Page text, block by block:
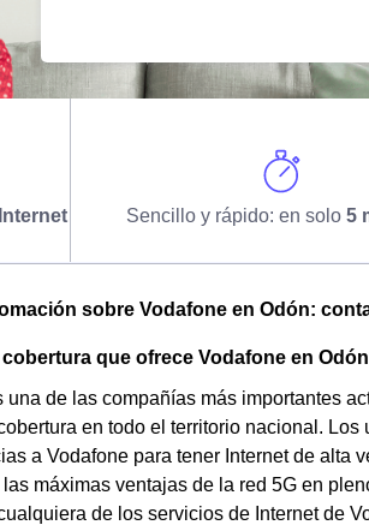
Sencillo y rápido: en solo 5
sobre Vodafone en Odón:
que ofrece Vodafone en
una de las compañías más importantes
en todo el territorio nacional.
a Vodafone para tener Internet de alta
máximas ventajas de la red 5G en
de los servicios de Internet de